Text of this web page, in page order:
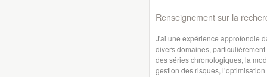
Renseignement sur la
J'ai une expérience approfondie
divers domaines,
des séries chronologiques, la
gestion des risques,